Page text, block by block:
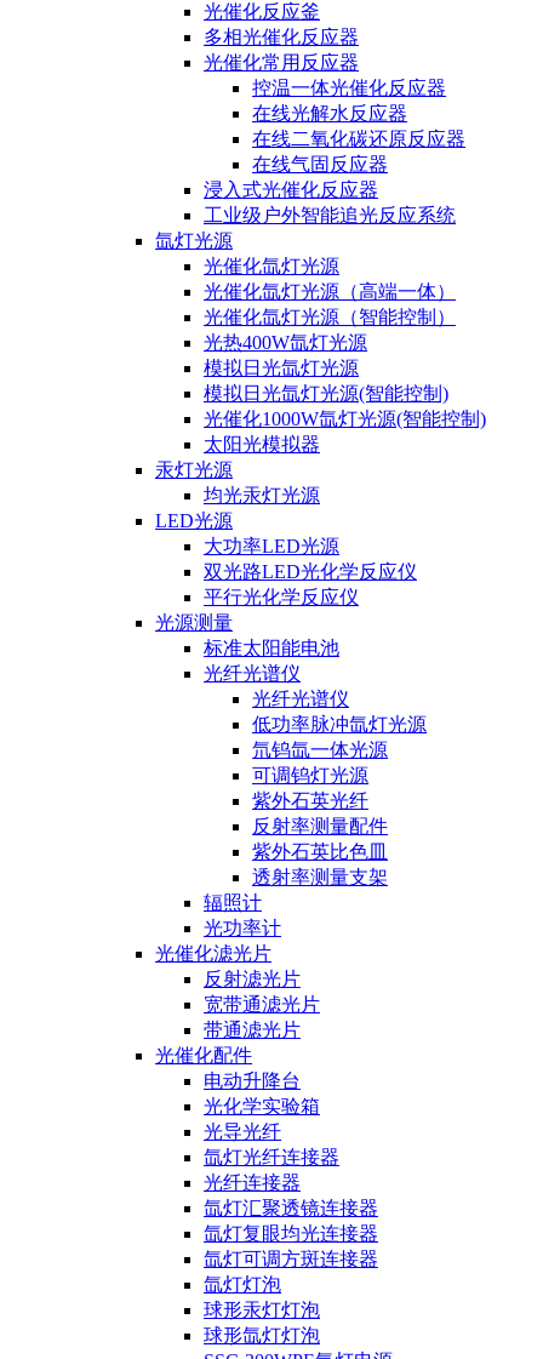
光催化反应釜
多相光催化反应器
光催化常用反应器
控温一体光催化反应器
在线光解水反应器
在线二氧化碳还原反应器
在线气固反应器
浸入式光催化反应器
工业级户外智能追光反应系统
氙灯光源
光催化氙灯光源
光催化氙灯光源（高端一体）
光催化氙灯光源（智能控制）
光热400W氙灯光源
模拟日光氙灯光源
模拟日光氙灯光源(智能控制)
光催化1000W氙灯光源(智能控制)
太阳光模拟器
汞灯光源
均光汞灯光源
LED光源
大功率LED光源
双光路LED光化学反应仪
平行光化学反应仪
光源测量
标准太阳能电池
光纤光谱仪
光纤光谱仪
低功率脉冲氙灯光源
氘钨氙一体光源
可调钨灯光源
紫外石英光纤
反射率测量配件
紫外石英比色皿
透射率测量支架
辐照计
光功率计
光催化滤光片
反射滤光片
宽带通滤光片
带通滤光片
光催化配件
电动升降台
光化学实验箱
光导光纤
氙灯光纤连接器
光纤连接器
氙灯汇聚透镜连接器
氙灯复眼均光连接器
氙灯可调方斑连接器
氙灯灯泡
球形汞灯灯泡
球形氙灯灯泡